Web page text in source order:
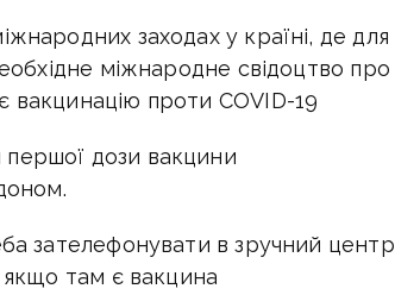
заходах у країні, де для
міжнародне свідоцтво про
вакцинацію проти COVID-19
дози вакцини
зателефонувати в зручний центр
якщо там є вакцина